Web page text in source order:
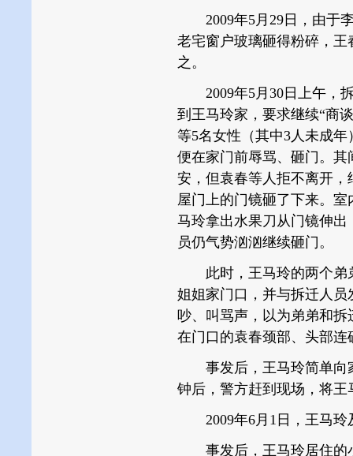
2009年5月29日，由于李
老宅窗户玻璃砸得粉碎，
之。
2009年5月30日上午，拆
到王马玲家，要求继续“商
等5名女性（其中3人未成
便在家门前辱骂、砸门。
安，但袁春等人拒不离开
屋门上的门镜砸了下来。
马玲拿出水果刀从门镜伸
员仍气势汹汹继续砸门。
此时，王马玲的两个弟
姐姐家门口，并与拆迁人
吵、叫骂声，以为弟弟和
在门口的袁春颈部、头部
事发后，王马玲简单向
钟后，警方赶到现场，将
2009年6月1日，王马玲
事发后，王马玲居住的